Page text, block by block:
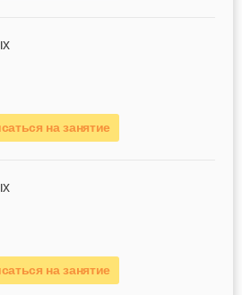
на занятие
на занятие